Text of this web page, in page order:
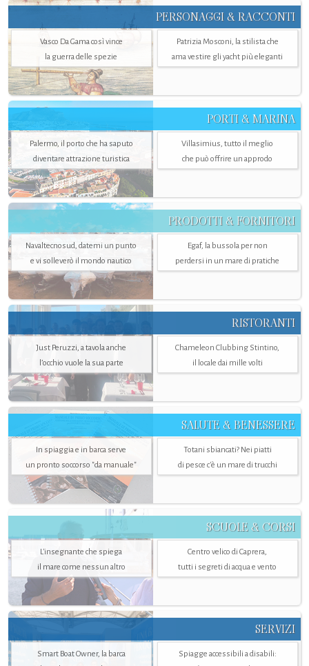
PERSONAGGI & RACCONTI
Vasco Da Gama così vince
la guerra delle spezie
Patrizia Mosconi, la stilista che
ama vestire gli yacht più eleganti
PORTI & MARINA
Palermo, il porto che ha saputo
diventare attrazione turistica
Villasimius, tutto il meglio
che può offrire un approdo
PRODOTTI & FORNITORI
Navaltecnosud, datemi un punto
e vi solleverò il mondo nautico
Egaf, la bussola per non
perdersi in un mare di pratiche
RISTORANTI
Just Peruzzi, a tavola anche
l’occhio vuole la sua parte
Chameleon Clubbing Stintino,
il locale dai mille volti
SALUTE & BENESSERE
In spiaggia e in barca serve
un pronto soccorso "da manuale"
Totani sbiancati? Nei piatti
di pesce c'è un mare di trucchi
SCUOLE & CORSI
L'insegnante che spiega
il mare come nessun altro
Centro velico di Caprera,
tutti i segreti di acqua e vento
SERVIZI
Smart Boat Owner, la barca
Spiagge accessibili a disabili: